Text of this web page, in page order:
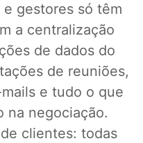
gestores só têm
a centralização
de dados do
de reuniões,
e tudo o que
na negociação.
clientes: todas